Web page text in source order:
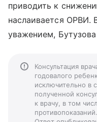
приводить к
наслаивается ОРВИ.
уважением,
Консультация
годовалого
исключительно в
полученной
к врачу, в том
противопоказаний.